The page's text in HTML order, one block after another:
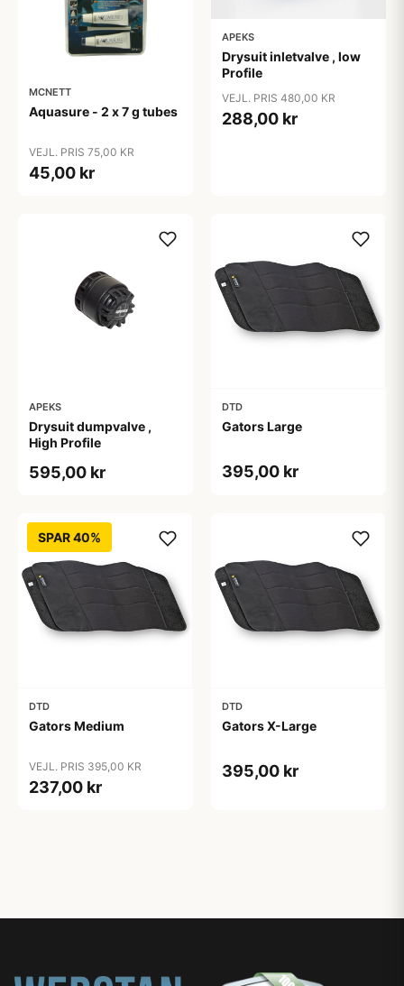
MCNETT
Aquasure - 2 x 7 g tubes
VEJL. PRIS 75,00 KR
45,00 kr
APEKS
Drysuit inletvalve , low
Profile
VEJL. PRIS 480,00 KR
288,00 kr
APEKS
Drysuit dumpvalve ,
High Profile
595,00 kr
DTD
Gators Large
395,00 kr
SPAR 40%
DTD
Gators Medium
VEJL. PRIS 395,00 KR
237,00 kr
DTD
Gators X-Large
395,00 kr